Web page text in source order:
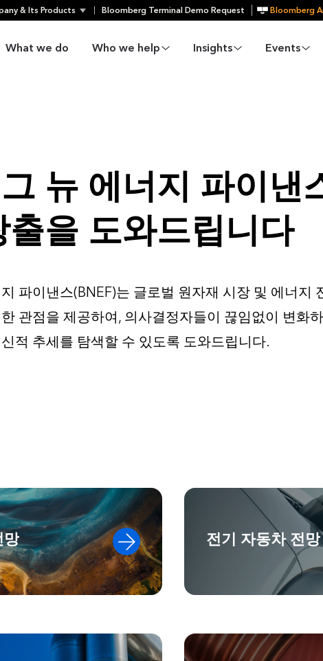
& Its Products Bloomberg Terminal Demo Request Bloomberg
What we do Who we help Insights Events
뉴 에너지 파이낸
출을 도와드립니다
파이낸스(BNEF)는 글로벌 원자재 시장 및 에너지
관점을 제공하여, 의사결정자들이 끊임없이 변화
적 추세를 탐색할 수 있도록 도와드립니다.
망 전기 자동차 전망